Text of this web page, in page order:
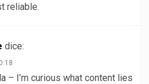
reliable.
dice:
– I’m curious what content lies